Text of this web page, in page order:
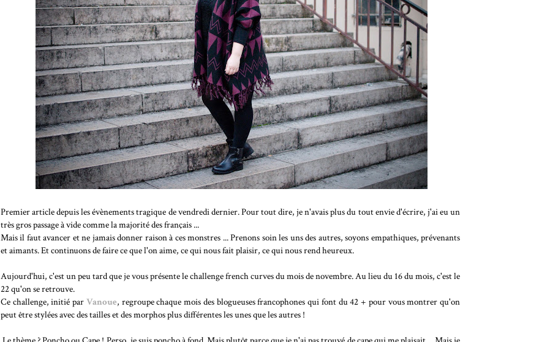
Premier article depuis les évènements tragique de vendredi dernier. Pour tout dire, je n'avais plus du tout envie d'écrire, j'ai eu un
très gros passage à vide comme la majorité des français ...
Mais il faut avancer et ne jamais donner raison à ces monstres ... Prenons soin les uns des autres, soyons empathiques, prévenants
et aimants. Et continuons de faire ce que l'on aime, ce qui nous fait plaisir, ce qui nous rend heureux.
Aujourd'hui, c'est un peu tard que je vous présente le challenge french curves du mois de novembre. Au lieu du 16 du mois, c'est le
22 qu'on se retrouve.
Ce challenge, initié par Vanoue, regroupe chaque mois des blogueuses francophones qui font du 42 + pour vous montrer qu'on
peut être stylées avec des tailles et des morphos plus différentes les unes que les autres !